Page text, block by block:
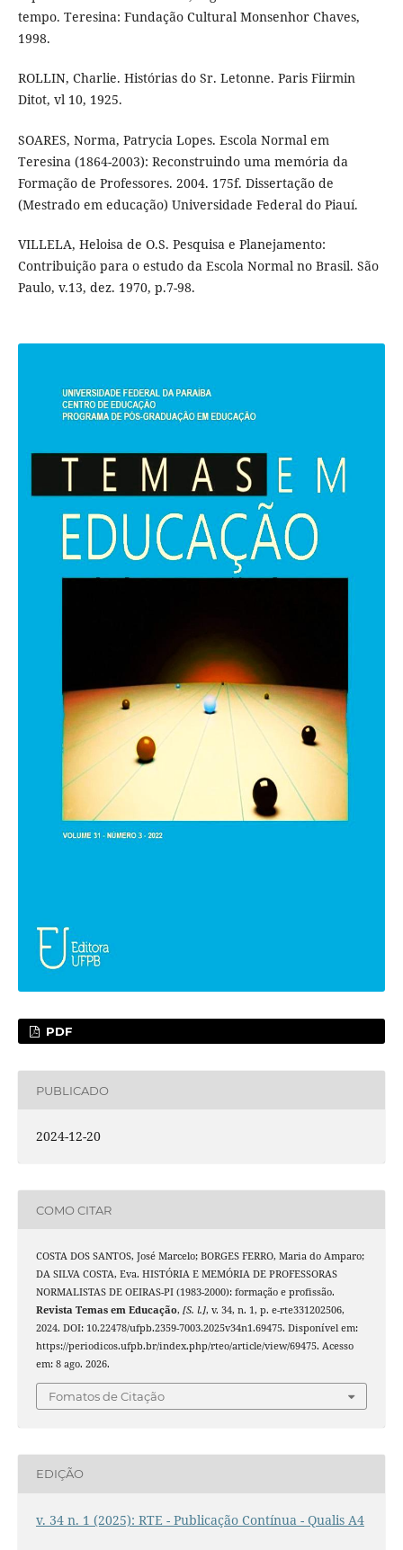
tempo. Teresina: Fundação Cultural Monsenhor Chaves,
1998.
ROLLIN, Charlie. Histórias do Sr. Letonne. Paris Fiirmin
Ditot, vl 10, 1925.
SOARES, Norma, Patrycia Lopes. Escola Normal em
Teresina (1864-2003): Reconstruindo uma memória da
Formação de Professores. 2004. 175f. Dissertação de
(Mestrado em educação) Universidade Federal do Piauí.
VILLELA, Heloisa de O.S. Pesquisa e Planejamento:
Contribuição para o estudo da Escola Normal no Brasil. São
Paulo, v.13, dez. 1970, p.7-98.
PDF
PUBLICADO
2024-12-20
COMO CITAR
COSTA DOS SANTOS, José Marcelo; BORGES FERRO, Maria do Amparo;
DA SILVA COSTA, Eva. HISTÓRIA E MEMÓRIA DE PROFESSORAS
NORMALISTAS DE OEIRAS-PI (1983-2000): formação e profissão.
Revista Temas em Educação, [S. l.], v. 34, n. 1, p. e-rte331202506,
2024. DOI: 10.22478/ufpb.2359-7003.2025v34n1.69475. Disponível em:
https://periodicos.ufpb.br/index.php/rteo/article/view/69475. Acesso
em: 8 ago. 2026.
Fomatos de Citação
EDIÇÃO
v. 34 n. 1 (2025): RTE - Publicação Contínua - Qualis A4